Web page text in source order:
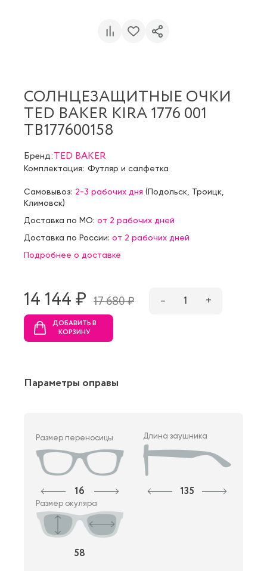
СОЛНЦЕЗАЩИТНЫЕ ОЧКИ
TED BAKER KIRA 1776 001
TB177600158
Бренд:TED BAKER
Комплектация: Футляр и салфетка
Самовывоз: 2-3 рабочих дня (Подольск Троицк
Климовск)
Доставка по МО: от 2 рабочих дней
Доставка по России: от 2 рабочих дней
Подробнее о доставке
14 144 ₷ 17 680 ₷ – 1 +
ДОБАВИТЬ В
КОРЗИНУ
Параметры оправы
Размер переносицы
16
Длина заушника
135
Размер окуляра
58